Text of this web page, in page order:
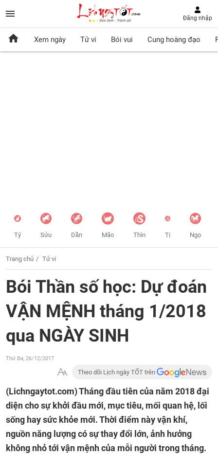
Đăng nhập
Xem ngày Tử vi Bói vui Cung hoàng đạo
Tý Sửu Dần Mão Thìn Tị Ngọ
Trang chủ Tử vi
Bói Thần số học: Dự đoán
VẬN MỆNH tháng 1/2018
qua NGÀY SINH
Thứ Ba, 26/12/2017
Theo dõi Lịch ngày TỐT trên
(Lichngaytot.com)Tháng đầu tiên của năm 2018 đại
diện cho sự khởi đầu mới, mục tiêu, mối quan hệ, lối
sống hay sức khỏe mới. Thời điểm này vận khí,
nguồn năng lượng có sự thay đổi lớn, ảnh hưởng
không nhỏ tới vận mệnh của mỗi người trong tháng.